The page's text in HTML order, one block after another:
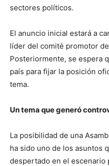
sectores políticos.
El anuncio inicial estará a
líder del comité promotor
Posteriormente, se espera
país para fijar la posición
tema.
Un tema que generó
La posibilidad de una
ha sido uno de los asuntos
despertado en el escenario